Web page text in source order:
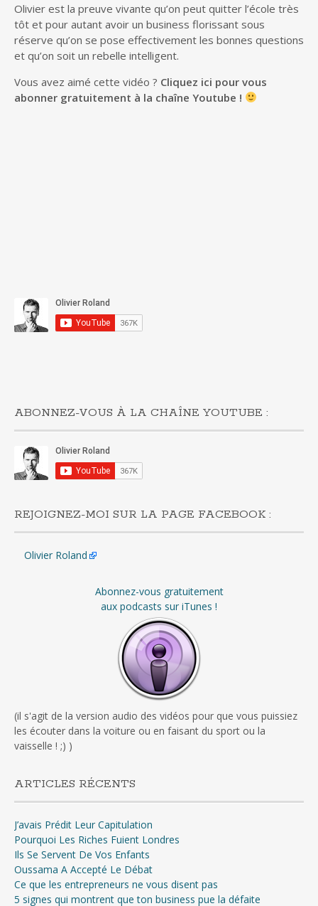
Olivier est la preuve vivante qu’on peut quitter l’école très
tôt et pour autant avoir un business florissant sous
réserve qu’on se pose effectivement les bonnes questions
et qu’on soit un rebelle intelligent.
Vous avez aimé cette vidéo ? Cliquez ici pour vous
abonner gratuitement à la chaîne Youtube !
ABONNEZ-VOUS À LA CHAÎNE YOUTUBE :
REJOIGNEZ-MOI SUR LA PAGE FACEBOOK :
Olivier Roland
Abonnez-vous gratuitement
aux podcasts sur iTunes !
(il s'agit de la version audio des vidéos pour que vous puissiez
les écouter dans la voiture ou en faisant du sport ou la
vaisselle ! ;) )
ARTICLES RÉCENTS
J’avais Prédit Leur Capitulation
Pourquoi Les Riches Fuient Londres
Ils Se Servent De Vos Enfants
Oussama A Accepté Le Débat
Ce que les entrepreneurs ne vous disent pas
5 signes qui montrent que ton business pue la défaite